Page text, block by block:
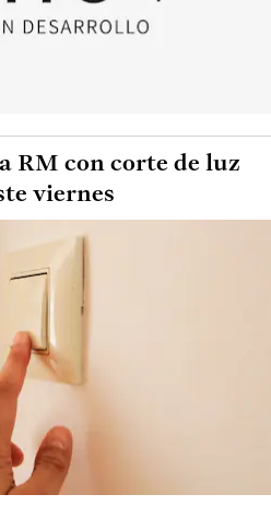
RM con corte de luz
viernes